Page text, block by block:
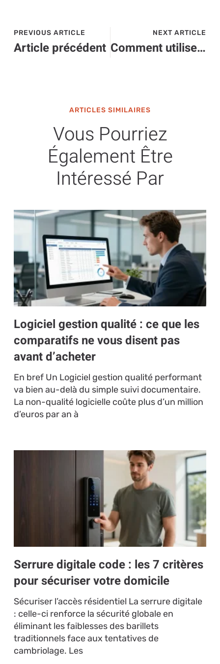
PREVIOUS ARTICLE
Article précédent
NEXT ARTICLE
Comment utiliser un raccourci clavier mac ?
ARTICLES SIMILAIRES
Vous Pourriez
Également Être
Intéressé Par
Logiciel gestion qualité : ce que les
comparatifs ne vous disent pas
avant d’acheter
En bref Un Logiciel gestion qualité performant
va bien au-delà du simple suivi documentaire.
La non-qualité logicielle coûte plus d’un million
d’euros par an à
Serrure digitale code : les 7 critères
pour sécuriser votre domicile
Sécuriser l’accès résidentiel La serrure digitale
: celle-ci renforce la sécurité globale en
éliminant les faiblesses des barillets
traditionnels face aux tentatives de
cambriolage. Les